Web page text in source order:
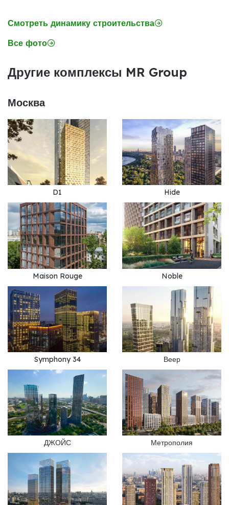
Смотреть динамику строительства
Все фото
Другие комплексы MR Group
Москва
D1 Hide
Maison Rouge Noble
Symphony 34 Веер
ДЖОЙС Метрополия